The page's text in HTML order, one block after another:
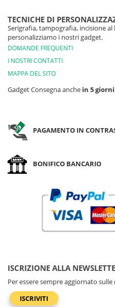
TECNICHE DI
Serigrafia, tampografia, incisione
personalizziamo i nostri gadget.
DOMANDE FREQUENTI
I NOSTRI CONTATTI
MAPPA DEL SITO
Gadget Consegna anche in 5 giorni
PAGAMENTO IN
BONIFICO BANCARIO
ISCRIZIONE ALLA
Per essere sempre aggiornato
ISCRIVITI